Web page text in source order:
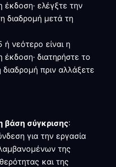
έκδοση· ελέγξτε την
διαδρομή μετά τη
ή νεότερο είναι η
διατηρήστε το
πριν αλλάξετε
βάση σύγκρισης:
για την εργασία
της
και της